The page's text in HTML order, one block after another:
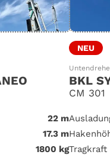
22 m
17.3 m
1800 kg
NEU
BKL
CM 301
Tragkraft